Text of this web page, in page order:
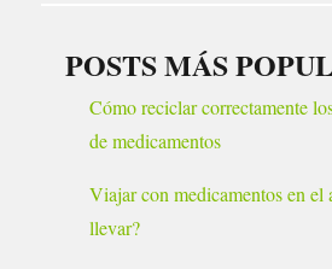
POSTS MÁS
Cómo reciclar correctamente
de medicamentos
Viajar con medicamentos en el
llevar?